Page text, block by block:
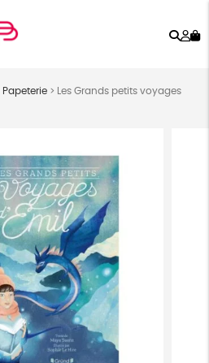
Papeterie>
Les Grands petits voyages